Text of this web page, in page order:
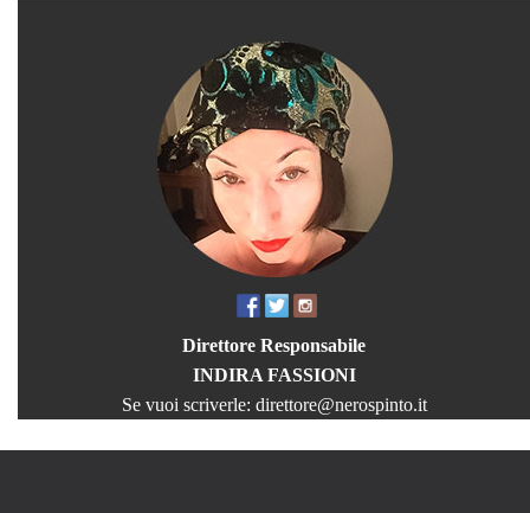
Direttore Responsabile
INDIRA FASSIONI
Se vuoi scriverle: direttore@nerospinto.it